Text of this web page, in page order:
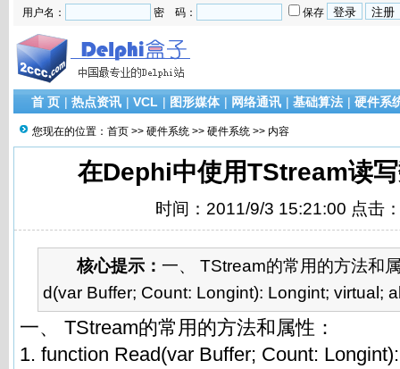
用户名： 密 码： 保存
首 页 | 热点资讯 | VCL | 图形媒体 | 网络通讯 | 基础算法 | 硬件系
您现在的位置： 首页 >> 硬件系统 >> 硬件系统 >> 内容
在Dephi中使用TStream读
时间：2011/9/3 15:21:00 点击
核心提示： 一、 TStream的常用的方法和
d(var Buffer; Count: Longint): Longint; virtual;
一、 TStream的常用的方法和属性：
1. function Read(var Buffer; Count: